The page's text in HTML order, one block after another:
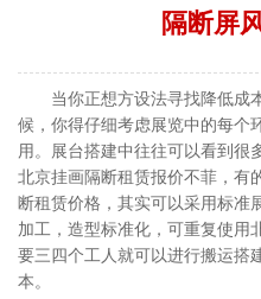
隔断屏
当你正想方设法寻找降低成
候，你得仔细考虑展览中的每个
用。展台搭建中往往可以看到很
北京挂画隔断租赁报价不菲，有
断租赁价格，其实可以采用标准
加工，造型标准化，可重复使用
要三四个工人就可以进行搬运搭
本。